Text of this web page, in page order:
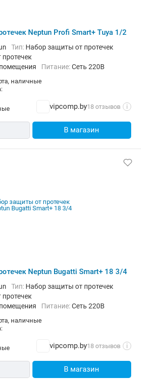
Neptun Profi Smart+ Tuya 1/2
Тип: Набор защиты от протечек
Питание:Сеть 220В
наличные
vipcomp.by18 отзывов i
В магазин
Neptun Bugatti Smart+ 18 3/4
Тип: Набор защиты от протечек
Питание:Сеть 220В
наличные
vipcomp.by18 отзывов i
В магазин